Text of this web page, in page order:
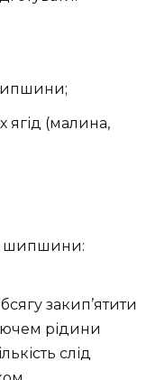
ягід (малина,
шипшини:
закип’ятити
рідини
слід